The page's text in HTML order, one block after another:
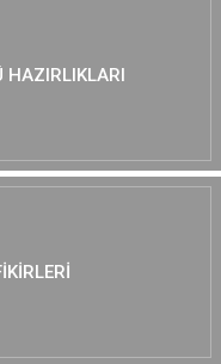
HAZIRLIKLARI